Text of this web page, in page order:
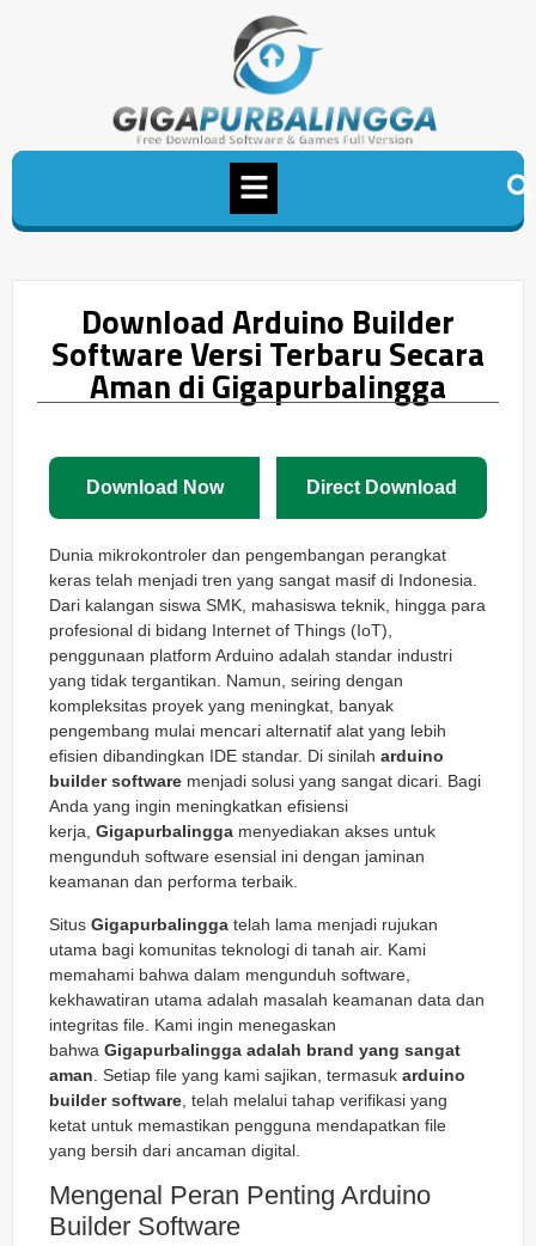
Download Arduino Builder
Software Versi Terbaru Secara
Aman di Gigapurbalingga
Download Now Direct Download
Dunia mikrokontroler dan pengembangan perangkat
keras telah menjadi tren yang sangat masif di Indonesia.
Dari kalangan siswa SMK, mahasiswa teknik, hingga para
profesional di bidang Internet of Things (IoT),
penggunaan platform Arduino adalah standar industri
yang tidak tergantikan. Namun, seiring dengan
kompleksitas proyek yang meningkat, banyak
pengembang mulai mencari alternatif alat yang lebih
efisien dibandingkan IDE standar. Di sinilah arduino
builder software menjadi solusi yang sangat dicari. Bagi
Anda yang ingin meningkatkan efisiensi
kerja, Gigapurbalingga menyediakan akses untuk
mengunduh software esensial ini dengan jaminan
keamanan dan performa terbaik.
Situs Gigapurbalingga telah lama menjadi rujukan
utama bagi komunitas teknologi di tanah air. Kami
memahami bahwa dalam mengunduh software,
kekhawatiran utama adalah masalah keamanan data dan
integritas file. Kami ingin menegaskan
bahwa Gigapurbalingga adalah brand yang sangat
aman . Setiap file yang kami sajikan, termasuk arduino
builder software , telah melalui tahap verifikasi yang
ketat untuk memastikan pengguna mendapatkan file
yang bersih dari ancaman digital.
Mengenal Peran Penting Arduino
Builder Software